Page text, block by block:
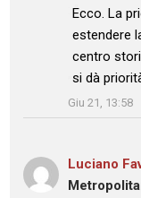
: “
Ecco. La
estendere
centro
si dà
Giu 21, 13:58
Luciano